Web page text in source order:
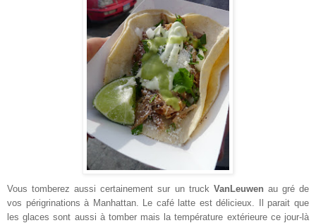
Vous tomberez aussi certainement sur un truck VanLeuwen au gré de
vos périgrinations à Manhattan. Le café latte est délicieux. Il parait que
les glaces sont aussi à tomber mais la température extérieure ce jour-là